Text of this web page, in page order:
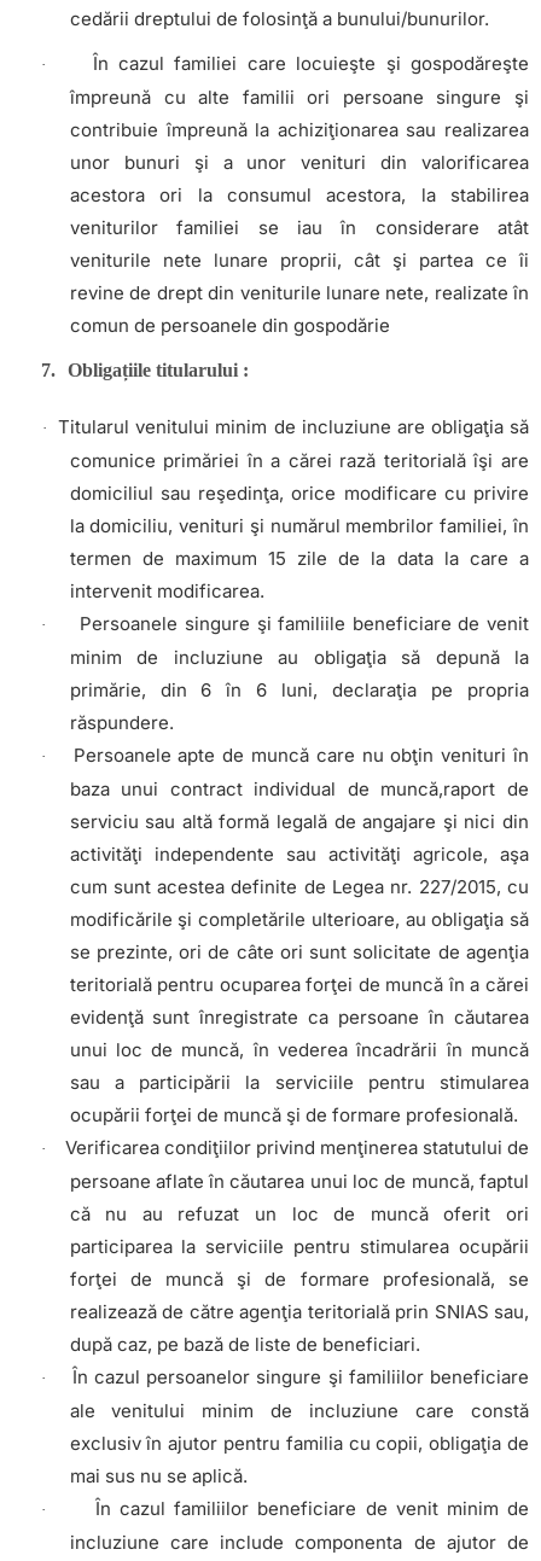
cedării dreptului de folosinţă a bunului/bunurilor.
·
În cazul familiei care locuieşte şi gospodăreşte
împreună cu alte familii ori persoane singure şi
contribuie împreună la achiziţionarea sau realizarea
unor bunuri şi a unor venituri din valorificarea
acestora ori la consumul acestora, la stabilirea
veniturilor familiei se iau în considerare atât
veniturile nete lunare proprii, cât şi partea ce îi
revine de drept din veniturile lunare nete, realizate în
comun de persoanele din gospodărie
7. Obligațiile titularului :
·
Titularul venitului minim de incluziune are obligaţia să
comunice primăriei în a cărei rază teritorială îşi are
domiciliul sau reşedinţa, orice modificare cu privire
la domiciliu, venituri şi numărul membrilor familiei, în
termen de maximum 15 zile de la data la care a
intervenit modificarea.
·
Persoanele singure şi familiile beneficiare de venit
minim de incluziune au obligaţia să depună la
primărie, din 6 în 6 luni, declaraţia pe propria
răspundere.
·
Persoanele apte de muncă care nu obţin venituri în
baza unui contract individual de muncă,raport de
serviciu sau altă formă legală de angajare şi nici din
activităţi independente sau activităţi agricole, aşa
cum sunt acestea definite de Legea nr. 227/2015, cu
modificările şi completările ulterioare, au obligaţia să
se prezinte, ori de câte ori sunt solicitate de agenţia
teritorială pentru ocuparea forţei de muncă în a cărei
evidenţă sunt înregistrate ca persoane în căutarea
unui loc de muncă, în vederea încadrării în muncă
sau a participării la serviciile pentru stimularea
ocupării forţei de muncă şi de formare profesională.
·
Verificarea condiţiilor privind menţinerea statutului de
persoane aflate în căutarea unui loc de muncă, faptul
că nu au refuzat un loc de muncă oferit ori
participarea la serviciile pentru stimularea ocupării
forţei de muncă şi de formare profesională, se
realizează de către agenţia teritorială prin SNIAS sau,
după caz, pe bază de liste de beneficiari.
·
În cazul persoanelor singure şi familiilor beneficiare
ale venitului minim de incluziune care constă
exclusiv în ajutor pentru familia cu copii, obligaţia de
mai sus nu se aplică.
·
În cazul familiilor beneficiare de venit minim de
incluziune care include componenta de ajutor de